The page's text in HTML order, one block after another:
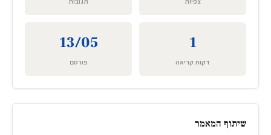
1
דקות קריאה
13/05
פורסם
שיתוף המאמר